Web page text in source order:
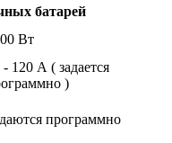
батарей
Вт
- 120 А ( задается
)
программно